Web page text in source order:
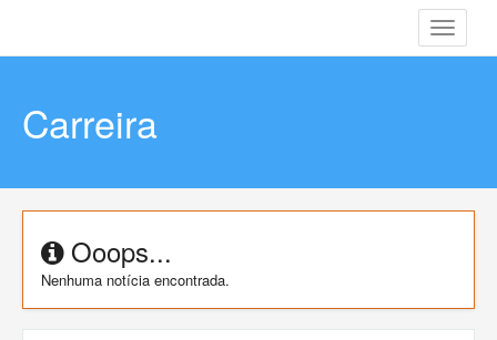
Toggle
Carreira
Ooops...
Nenhuma notícia encontrada.